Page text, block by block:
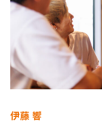
伊藤 響